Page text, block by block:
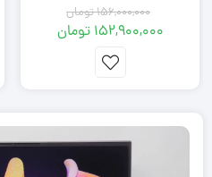
156,000,000تومان
قیمت
اصلی:
152,900,000 تومان
قیمت
فعلی:
152,900,000 تومان.